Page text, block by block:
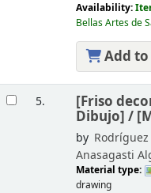
Availability:
Bellas Artes de
Add
5. [Friso
Dibujo] /
by
Anasagasti
Material type:
drawing